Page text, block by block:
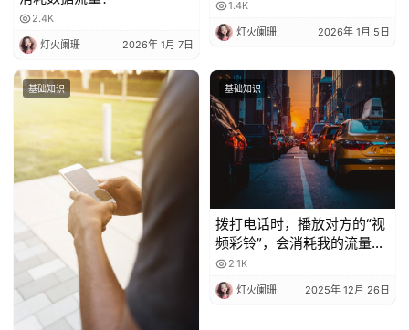
2.4K
灯火阑珊 2026年 1月 7日
1.4K
灯火阑珊 2026年 1月 5日
基础知识 基础知识
拨打电话时，播放对方的“视
频彩铃”，会消耗我的流量
吗？
2.1K
灯火阑珊 2025年 12月 26日